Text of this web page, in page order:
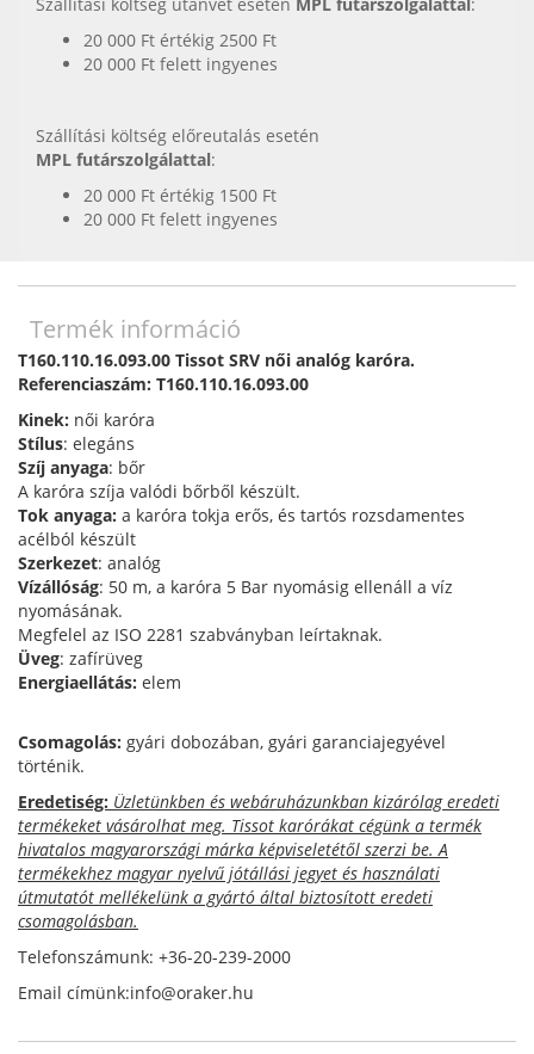
20 000 Ft értékig 2500 Ft
20 000 Ft felett ingyenes
Szállítási költség előreutalás esetén
MPL futárszolgálattal:
20 000 Ft értékig 1500 Ft
20 000 Ft felett ingyenes
Termék információ
T160.110.16.093.00 Tissot SRV női analóg karóra.
Referenciaszám: T160.110.16.093.00
Kinek: női karóra
Stílus: elegáns
Szíj anyaga: bőr
A karóra szíja valódi bőrből készült.
Tok anyaga: a karóra tokja erős, és tartós rozsdamentes
acélból készült
Szerkezet: analóg
Vízállóság: 50 m, a karóra 5 Bar nyomásig ellenáll a víz
nyomásának.
Megfelel az ISO 2281 szabványban leírtaknak.
Üveg: zafírüveg
Energiaellátás: elem
Csomagolás: gyári dobozában, gyári garanciajegyével
történik.
Eredetiség: Üzletünkben és webáruházunkban kizárólag eredeti
termékeket vásárolhat meg. Tissot karórákat cégünk a termék
hivatalos magyarországi márka képviseletétől szerzi be. A
termékekhez magyar nyelvű jótállási jegyet és használati
útmutatót mellékelünk a gyártó által biztosított eredeti
csomagolásban.
Telefonszámunk: +36-20-239-2000
Email címünk:info@oraker.hu